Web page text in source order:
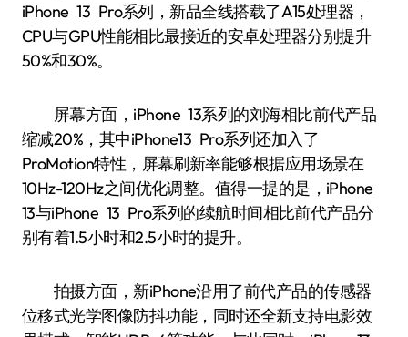
iPhone 13 Pro系列，新品全线搭载了A15处理器，
CPU与GPU性能相比最接近的安卓处理器分别提升
50%和30%。
屏幕方面，iPhone 13系列的刘海相比前代产品
缩减20%，其中iPhone13 Pro系列还加入了
ProMotion特性，屏幕刷新率能够根据应用场景在
10Hz-120Hz之间优化调整。值得一提的是，iPhone
13与iPhone 13 Pro系列的续航时间相比前代产品分
别有着1.5小时和2.5小时的提升。
拍摄方面，新iPhone沿用了前代产品的传感器
位移式光学图像防抖功能，同时还全新支持电影效